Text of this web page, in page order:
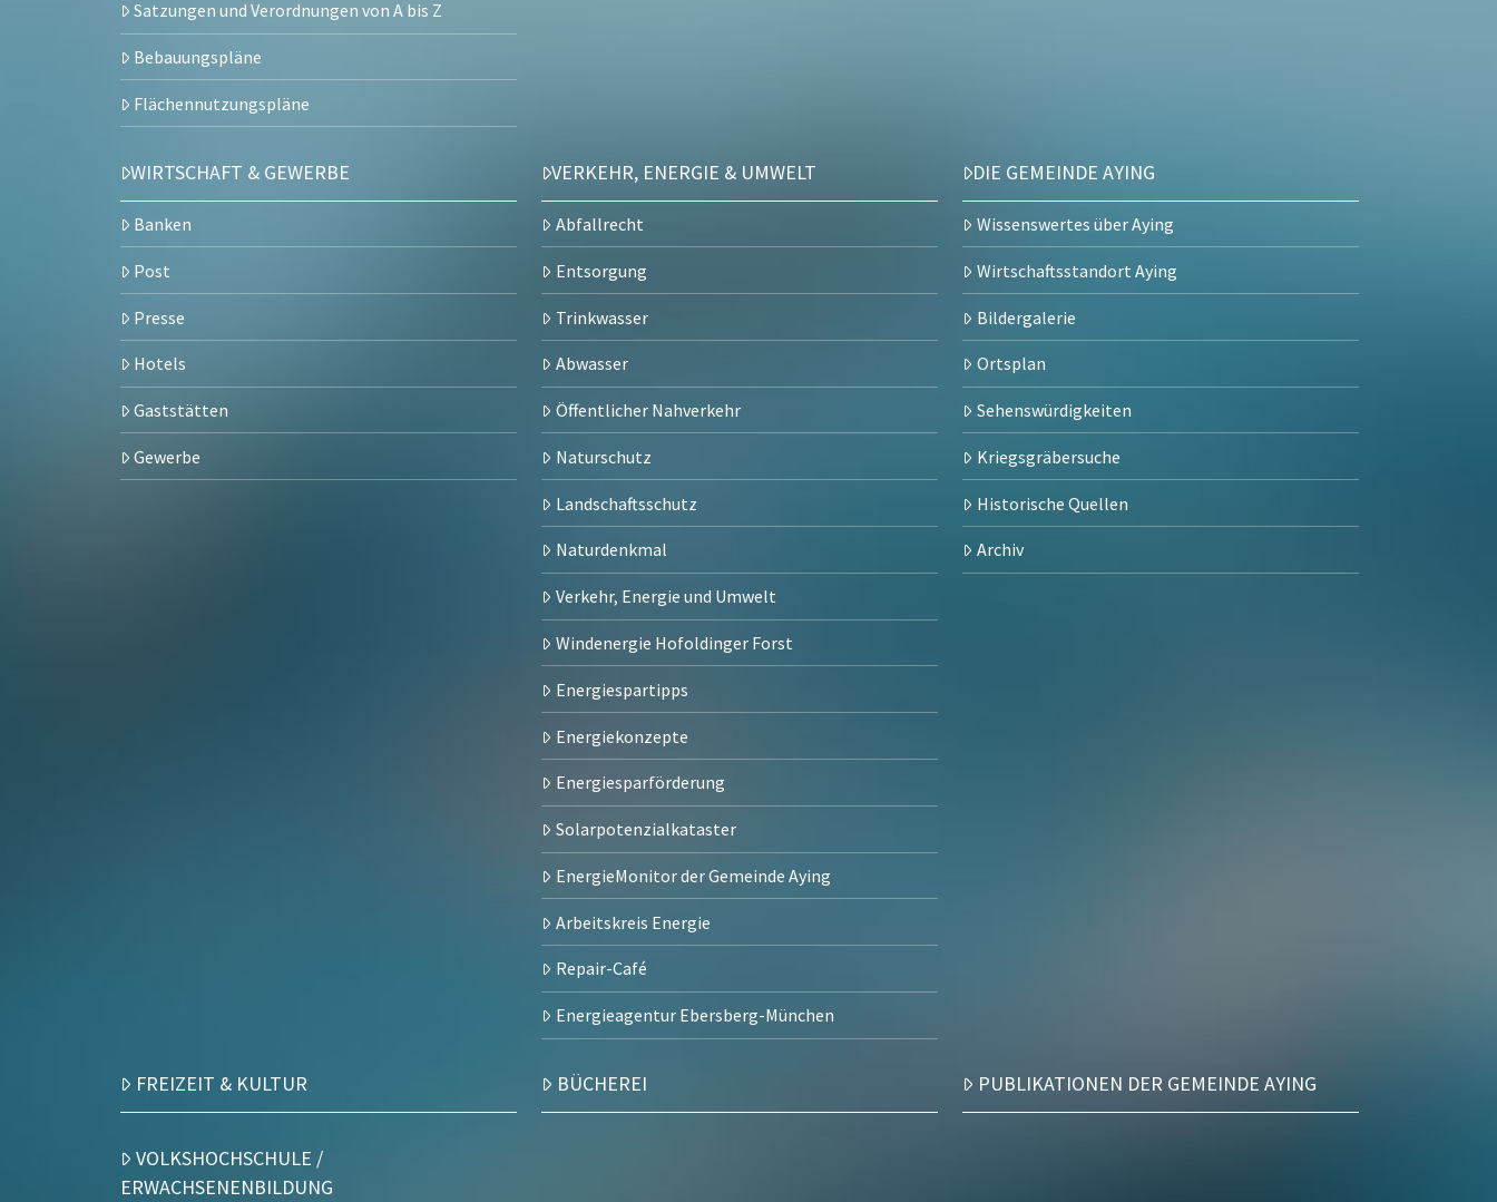
Satzungen und Verordnungen von A bis Z
Bebauungspläne
Flächennutzungspläne
WIRTSCHAFT & GEWERBE
Banken
Post
Presse
Hotels
Gaststätten
Gewerbe
VERKEHR, ENERGIE & UMWELT
Abfallrecht
Entsorgung
Trinkwasser
Abwasser
Öffentlicher Nahverkehr
Naturschutz
Landschaftsschutz
Naturdenkmal
Verkehr, Energie und Umwelt
Windenergie Hofoldinger Forst
Energiespartipps
Energiekonzepte
Energiesparförderung
Solarpotenzialkataster
EnergieMonitor der Gemeinde Aying
Arbeitskreis Energie
Repair-Café
Energieagentur Ebersberg-München
DIE GEMEINDE AYING
Wissenswertes über Aying
Wirtschaftsstandort Aying
Bildergalerie
Ortsplan
Sehenswürdigkeiten
Kriegsgräbersuche
Historische Quellen
Archiv
FREIZEIT & KULTUR BÜCHEREI PUBLIKATIONEN DER GEMEINDE AYING
VOLKSHOCHSCHULE /
ERWACHSENENBILDUNG